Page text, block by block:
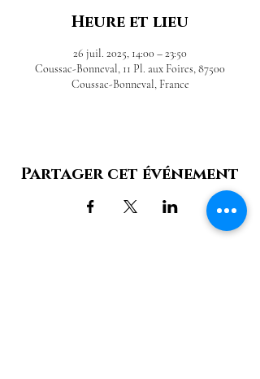
Heure et lieu
26 juil. 2025, 14:00 – 23:50
Coussac-Bonneval, 11 Pl. aux Foires, 87500
Coussac-Bonneval, France
Partager cet événement